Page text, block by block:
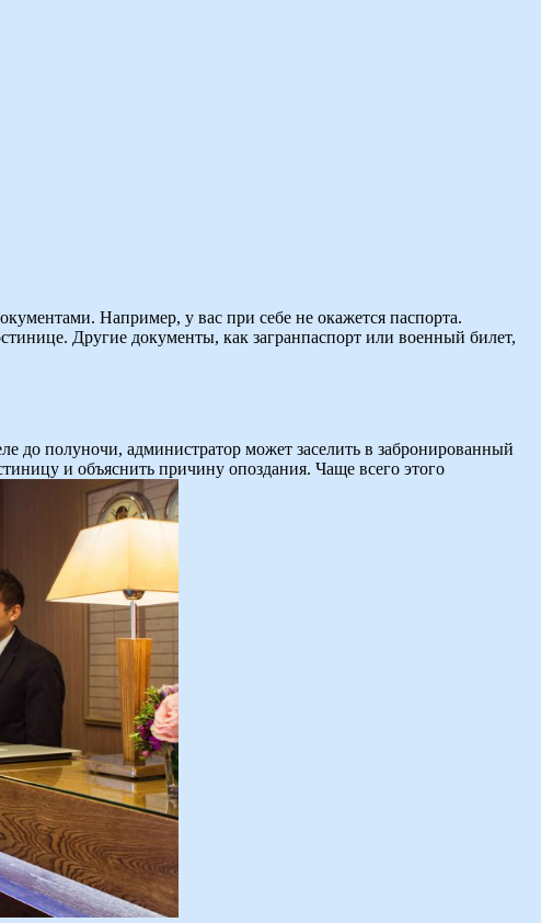
Например, у вас при себе не окажется паспорта.
Другие документы, как загранпаспорт или военный билет,
до полуночи, администратор может заселить в забронированный
и объяснить причину опоздания. Чаще всего этого